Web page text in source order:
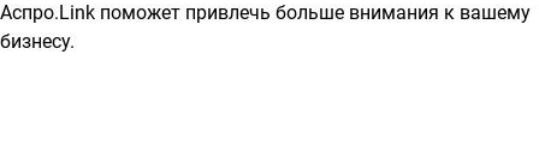
Аспро.Link поможет привлечь больше внимания к вашему
бизнесу.